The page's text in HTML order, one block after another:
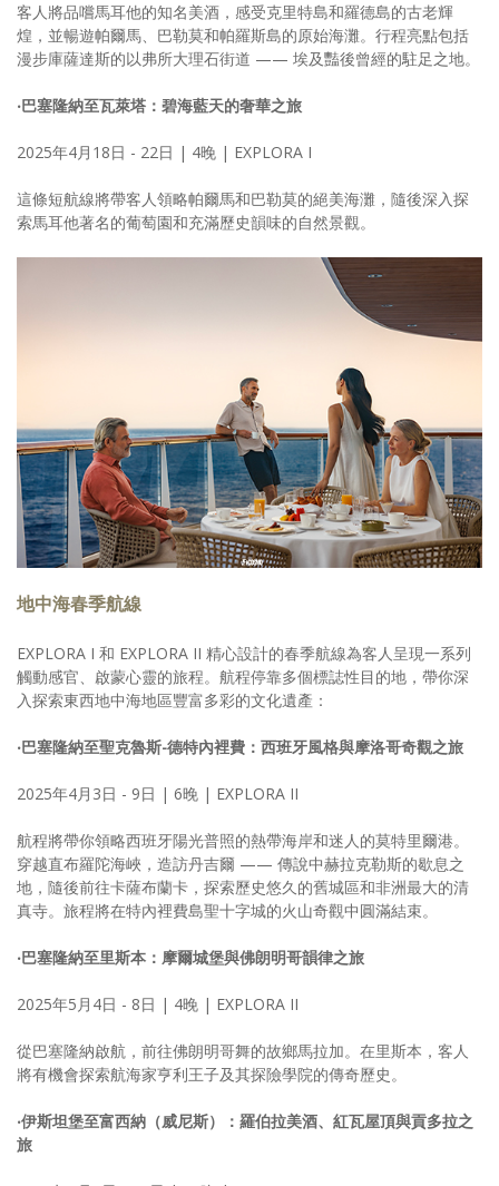
客人將品嚐馬耳他的知名美酒，感受克里特島和羅德島的古老輝
煌，並暢遊帕爾馬、巴勒莫和帕羅斯島的原始海灘。行程亮點包括
漫步庫薩達斯的以弗所大理石街道 —— 埃及豔後曾經的駐足之地。
‧巴塞隆納至瓦萊塔：碧海藍天的奢華之旅
2025年4月18日 - 22日 | 4晚 | EXPLORA I
這條短航線將帶客人領略帕爾馬和巴勒莫的絕美海灘，隨後深入探
索馬耳他著名的葡萄園和充滿歷史韻味的自然景觀。
地中海春季航線
EXPLORA I 和 EXPLORA II 精心設計的春季航線為客人呈現一系列
觸動感官、啟蒙心靈的旅程。航程停靠多個標誌性目的地，帶你深
入探索東西地中海地區豐富多彩的文化遺產：
‧巴塞隆納至聖克魯斯-德特內裡費：西班牙風格與摩洛哥奇觀之旅
2025年4月3日 - 9日 | 6晚 | EXPLORA II
航程將帶你領略西班牙陽光普照的熱帶海岸和迷人的莫特里爾港。
穿越直布羅陀海峽，造訪丹吉爾 —— 傳說中赫拉克勒斯的歇息之
地，隨後前往卡薩布蘭卡，探索歷史悠久的舊城區和非洲最大的清
真寺。旅程將在特內裡費島聖十字城的火山奇觀中圓滿結束。
‧巴塞隆納至里斯本：摩爾城堡與佛朗明哥韻律之旅
2025年5月4日 - 8日 | 4晚 | EXPLORA II
從巴塞隆納啟航，前往佛朗明哥舞的故鄉馬拉加。在里斯本，客人
將有機會探索航海家亨利王子及其探險學院的傳奇歷史。
‧伊斯坦堡至富西納（威尼斯）：羅伯拉美酒、紅瓦屋頂與貢多拉之
旅